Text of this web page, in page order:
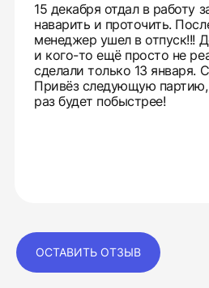
15 декабря отдал в работу
наварить и проточить.
менеджер ушел в отпуск!!!
и кого-то ещё просто не
сделали только 13 января.
Привёз следующую партию,
раз будет побыстрее!
ОСТАВИТЬ ОТЗЫВ